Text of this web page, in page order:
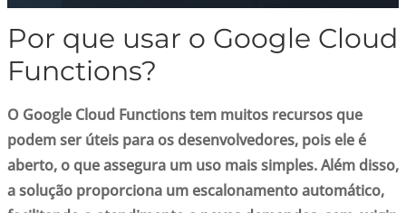
Por que usar o Google Cloud
Functions?
O Google Cloud Functions tem muitos recursos que
podem ser úteis para os desenvolvedores, pois ele é
aberto, o que assegura um uso mais simples. Além disso,
a solução proporciona um escalonamento automático,